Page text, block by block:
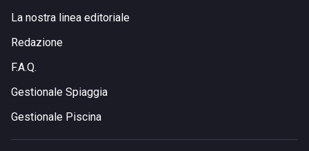
La nostra linea editoriale
Redazione
F.A.Q.
Gestionale Spiaggia
Gestionale Piscina